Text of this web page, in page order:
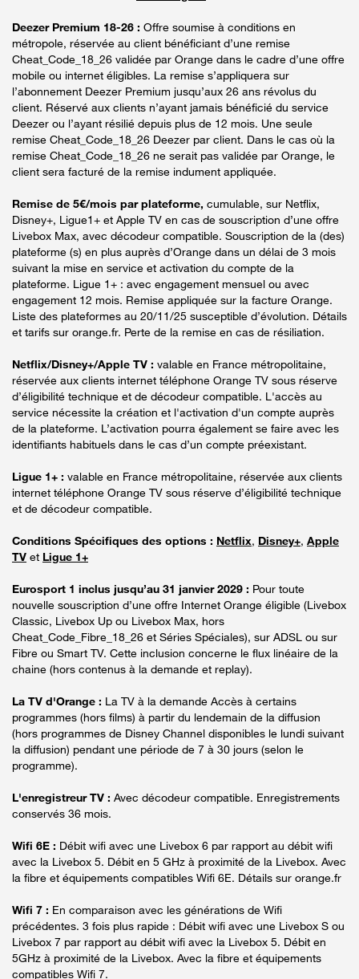
Deezer Premium 18-26 : Offre soumise à conditions en
métropole, réservée au client bénéficiant d’une remise
Cheat_Code_18_26 validée par Orange dans le cadre d’une offre
mobile ou internet éligibles. La remise s’appliquera sur
l’abonnement Deezer Premium jusqu’aux 26 ans révolus du
client. Réservé aux clients n’ayant jamais bénéficié du service
Deezer ou l’ayant résilié depuis plus de 12 mois. Une seule
remise Cheat_Code_18_26 Deezer par client. Dans le cas où la
remise Cheat_Code_18_26 ne serait pas validée par Orange, le
client sera facturé de la remise indument appliquée.
Remise de 5€/mois par plateforme, cumulable, sur Netflix,
Disney+, Ligue1+ et Apple TV en cas de souscription d’une offre
Livebox Max, avec décodeur compatible. Souscription de la (des)
plateforme (s) en plus auprès d’Orange dans un délai de 3 mois
suivant la mise en service et activation du compte de la
plateforme. Ligue 1+ : avec engagement mensuel ou avec
engagement 12 mois. Remise appliquée sur la facture Orange.
Liste des plateformes au 20/11/25 susceptible d’évolution. Détails
et tarifs sur orange.fr. Perte de la remise en cas de résiliation.
Netflix/Disney+/Apple TV : valable en France métropolitaine,
réservée aux clients internet téléphone Orange TV sous réserve
d’éligibilité technique et de décodeur compatible. L'accès au
service nécessite la création et l'activation d'un compte auprès
de la plateforme. L’activation pourra également se faire avec les
identifiants habituels dans le cas d’un compte préexistant.
Ligue 1+ : valable en France métropolitaine, réservée aux clients
internet téléphone Orange TV sous réserve d’éligibilité technique
et de décodeur compatible.
Conditions Spécifiques des options : Netflix, Disney+, Apple
TV et Ligue 1+
Eurosport 1 inclus jusqu’au 31 janvier 2029 : Pour toute
nouvelle souscription d’une offre Internet Orange éligible (Livebox
Classic, Livebox Up ou Livebox Max, hors
Cheat_Code_Fibre_18_26 et Séries Spéciales), sur ADSL ou sur
Fibre ou Smart TV. Cette inclusion concerne le flux linéaire de la
chaine (hors contenus à la demande et replay).
La TV d'Orange : La TV à la demande Accès à certains
programmes (hors films) à partir du lendemain de la diffusion
(hors programmes de Disney Channel disponibles le lundi suivant
la diffusion) pendant une période de 7 à 30 jours (selon le
programme).
L'enregistreur TV : Avec décodeur compatible. Enregistrements
conservés 36 mois.
Wifi 6E : Débit wifi avec une Livebox 6 par rapport au débit wifi
avec la Livebox 5. Débit en 5 GHz à proximité de la Livebox. Avec
la fibre et équipements compatibles Wifi 6E. Détails sur orange.fr
Wifi 7 : En comparaison avec les générations de Wifi
précédentes. 3 fois plus rapide : Débit wifi avec une Livebox S ou
Livebox 7 par rapport au débit wifi avec la Livebox 5. Débit en
5GHz à proximité de la Livebox. Avec la fibre et équipements
compatibles Wifi 7.